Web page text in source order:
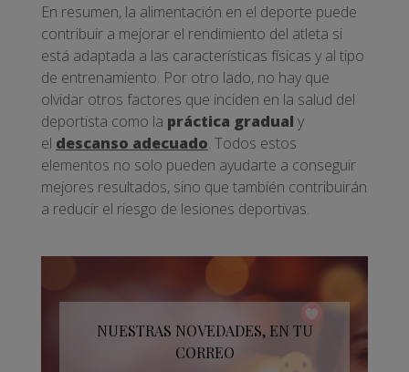
En resumen, la alimentación en el deporte puede
contribuir a mejorar el rendimiento del atleta si
está adaptada a las características físicas y al tipo
de entrenamiento. Por otro lado, no hay que
olvidar otros factores que inciden en la salud del
deportista como la práctica gradual y
el descanso adecuado. Todos estos
elementos no solo pueden ayudarte a conseguir
mejores resultados, sino que también contribuirán
a reducir el riesgo de lesiones deportivas.
NUESTRAS NOVEDADES, EN TU
CORREO